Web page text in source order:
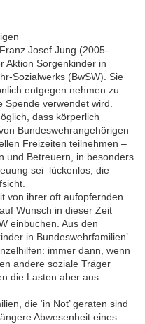
Josef Jung (2005-
Aktion Sorgenkinder in
Sozialwerks (BwSW). Sie
entgegen nehmen zu
Spende verwendet wird.
dass körperlich
Bundeswehrangehörigen
Freizeiten teilnehmen –
und Betreuern, in besonders
sei lückenlos, die
von ihrer oft aufopfernden
Wunsch in dieser Zeit
einbuchen. Aus den
in Bundeswehrfamilien’
immer dann, wenn
andere soziale Träger
die Lasten aber aus
die ‘in Not’ geraten sind
Abwesenheit eines